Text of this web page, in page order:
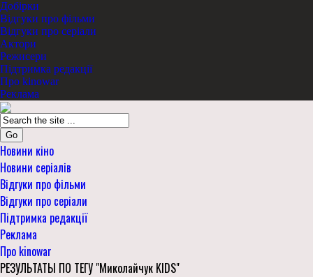
Добірки
Відгуки про фільми
Відгуки про серіали
Актори
Режисери
Підтримка редакції
Про kinowar
Реклама
Go
Новини кіно
Новини серіалів
Відгуки про фільми
Відгуки про серіали
Підтримка редакції
Реклама
Про kinowar
РЕЗУЛЬТАТЫ ПО ТЕГУ "Миколайчук KIDS"